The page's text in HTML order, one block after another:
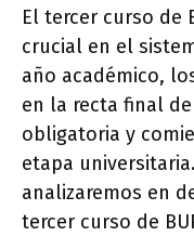
El tercer curso de
crucial en el
año académico,
en la recta final
obligatoria y
etapa
analizaremos en
tercer curso de